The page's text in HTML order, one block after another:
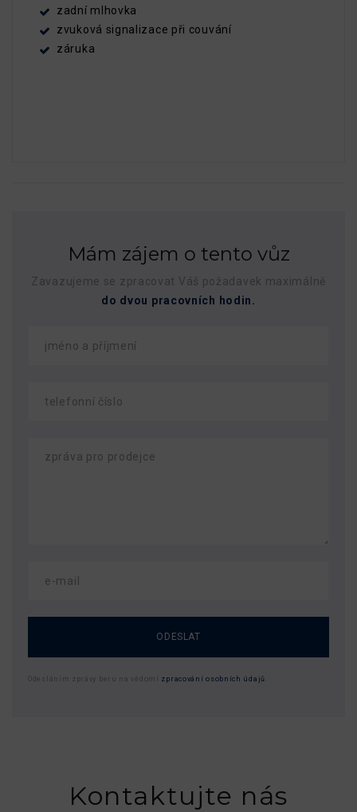
zadní mlhovka
zvuková signalizace při couvání
záruka
Mám zájem o tento vůz
Zavazujeme se zpracovat Váš požadavek maximálně
do dvou pracovních hodin.
ODESLAT
Odesláním zprávy beru na vědomí zpracování osobních údajů
Kontaktujte nás